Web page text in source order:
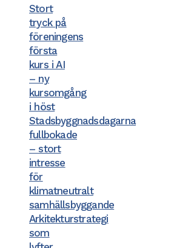
Stort
tryck på
föreningens
första
kurs i AI
– ny
kursomgång
i höst
Stadsbyggnadsdagarna
fullbokade
– stort
intresse
för
klimatneutralt
samhällsbyggande
Arkitekturstrategi
som